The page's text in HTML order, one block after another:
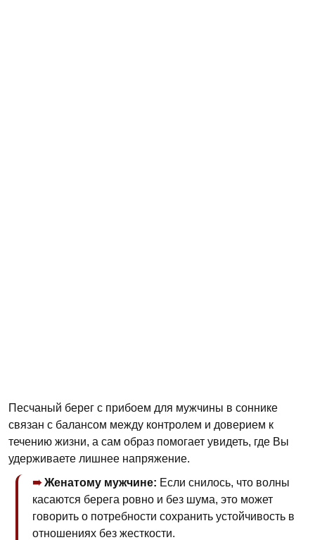
Песчаный берег с прибоем для мужчины в соннике
связан с балансом между контролем и доверием к
течению жизни, а сам образ помогает увидеть, где Вы
удерживаете лишнее напряжение.
Женатому мужчине: Если снилось, что волны
касаются берега ровно и без шума, это может
говорить о потребности сохранить устойчивость в
отношениях без жесткости.